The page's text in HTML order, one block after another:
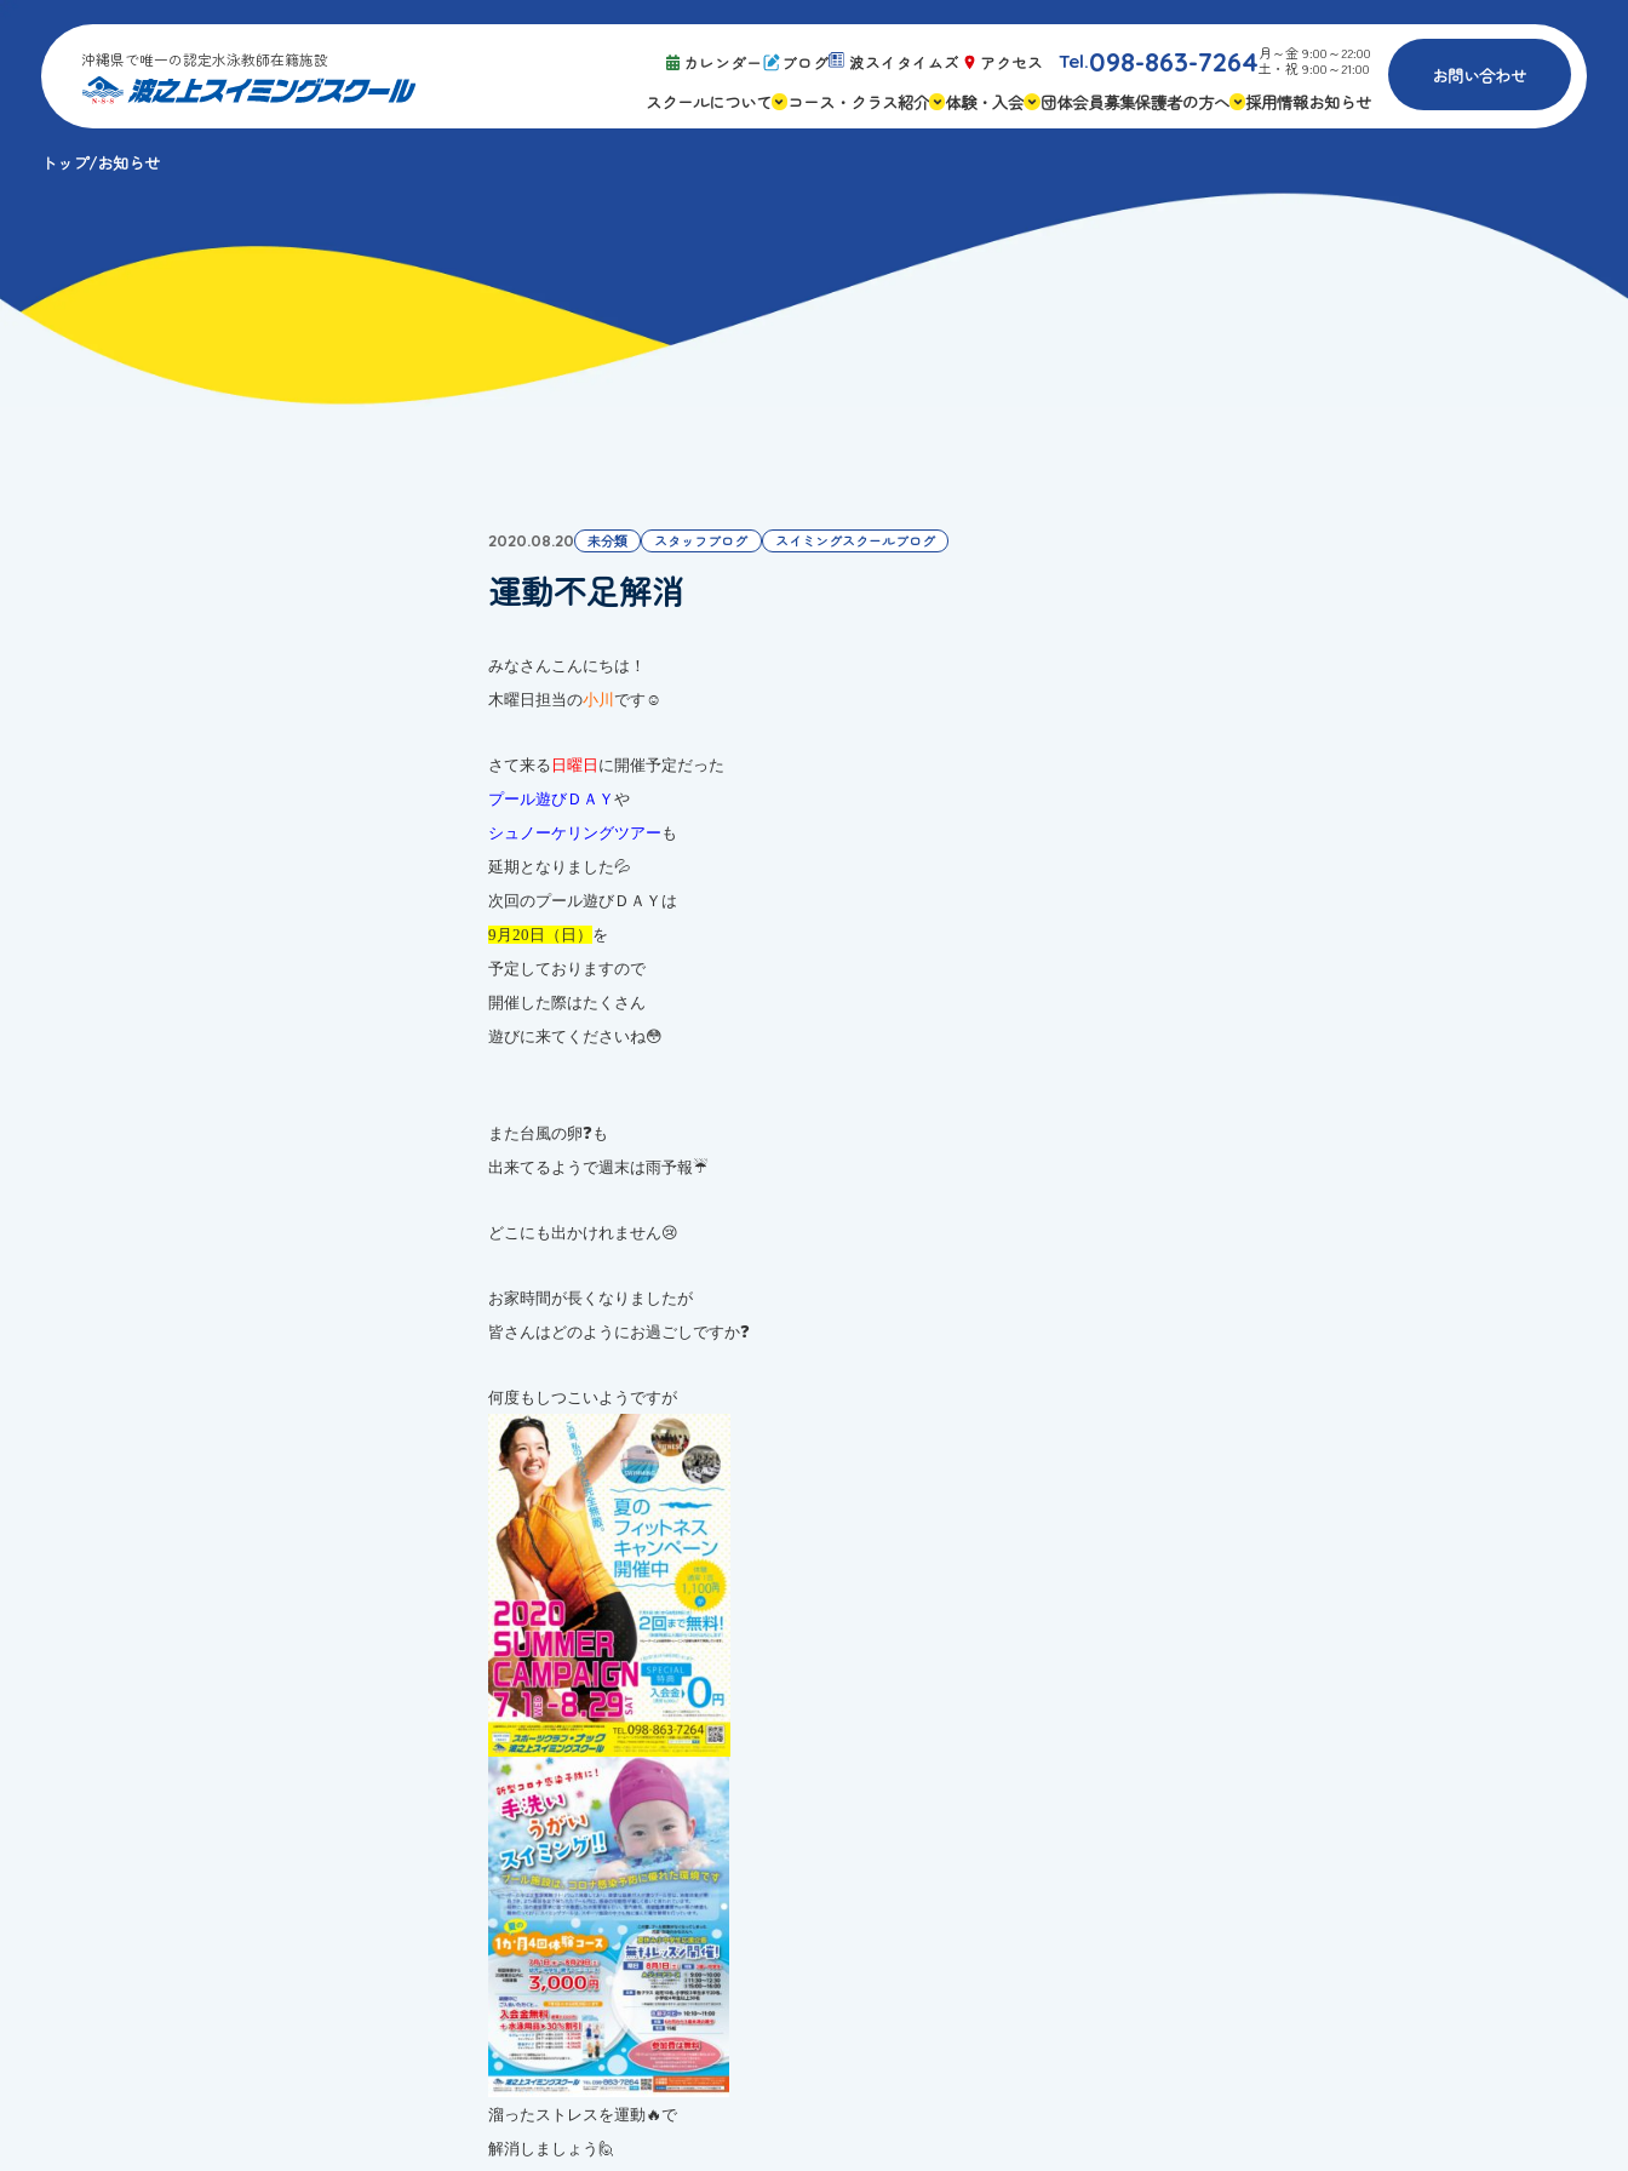
沖縄県で唯一の認定水泳教師在籍施設 カレンダー ブログ 波スイタイムズ アクセス Tel.098-863-7264月～金 9:00～22:00
土・祝 9:00～21:00
お問い合わせ
スクールについて
コース・クラス紹介 体験・入会
キャンペーン情報
よくある質問
団体会員募集保護者の方へ
ゴールデンエイジ
採用情報お知らせ
トップ お知らせ
2020.08.20 未分類 スタッフブログ スイミングスクールブログ
運動不足解消
みなさんこんにちは！
木曜日担当の小川です☺
さて来る 日曜日 に開催予定だった
プール遊びＤＡＹや
シュノーケリングツアー も
延期となりました💦
次回のプール遊びＤＡＹは
9月20日（日） を
予定しておりますので
開催した際はたくさん
遊びに来てくださいね😳
また台風の卵❓も
出来てるようで週末は雨予報☔
どこにも出かけれません😢
お家時間が長くなりましたが
皆さんはどのようにお過ごしですか❓
何度もしつこいようですが
溜ったストレスを運動🔥で
解消しましょう🙋